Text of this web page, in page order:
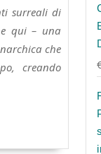
surreali di
qui – una
che
creando